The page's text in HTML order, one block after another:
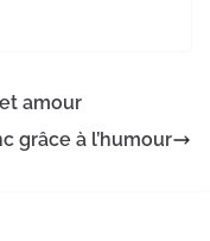
amour
grâce à l’humour